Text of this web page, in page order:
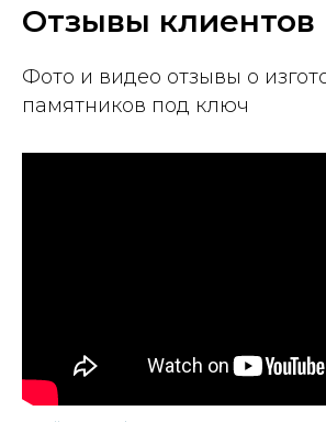
Отзывы клиентов
Фото и видео отзывы о
памятников под ключ